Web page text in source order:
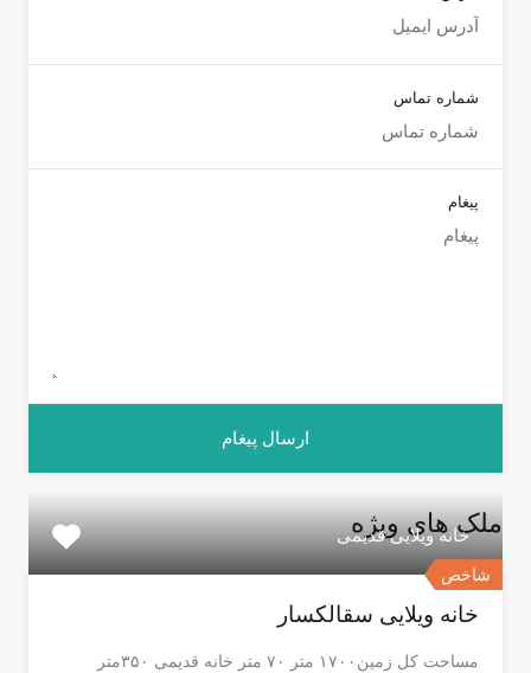
شماره تماس
پیغام
ملک های ویژه
شاخص
خانه ویلایی قدیمی
خانه ویلایی سقالکسار
مساحت کل زمین۱۷۰۰ متر ۷۰ متر خانه قدیمی ۳۵۰متر